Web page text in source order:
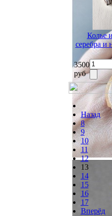
Колье
серебра и
3500
руб
Назад
8
9
10
11
12
13
14
15
16
17
Вперёд